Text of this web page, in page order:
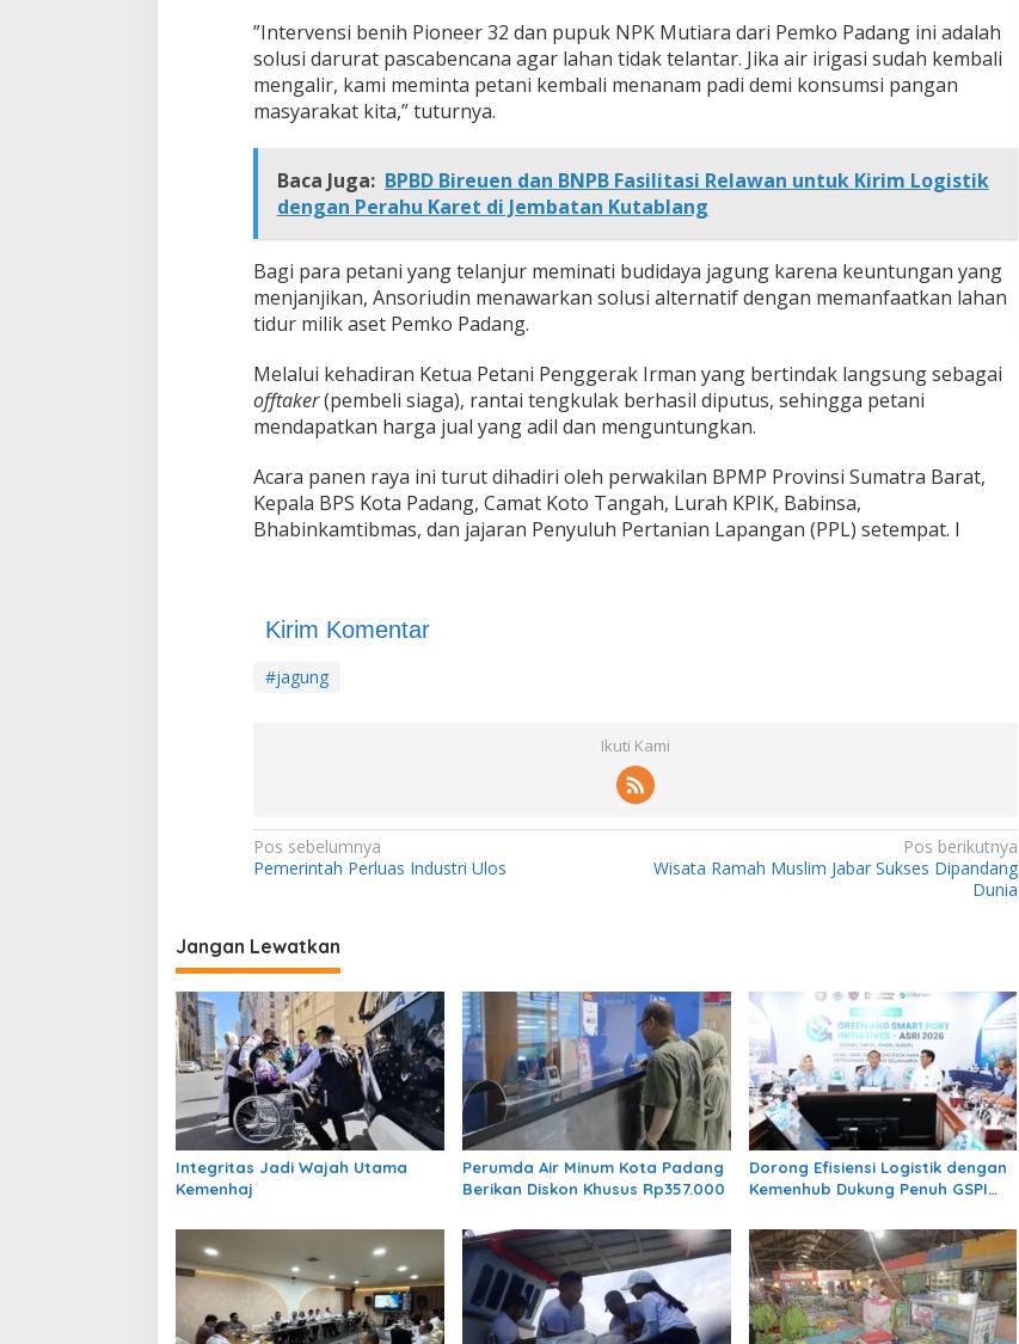
​”Intervensi benih Pioneer 32 dan pupuk NPK Mutiara dari Pemko Padang ini adalah
solusi darurat pascabencana agar lahan tidak telantar. Jika air irigasi sudah kembali
mengalir, kami meminta petani kembali menanam padi demi konsumsi pangan
masyarakat kita,” tuturnya.
Baca Juga: BPBD Bireuen dan BNPB Fasilitasi Relawan untuk Kirim Logistik
dengan Perahu Karet di Jembatan Kutablang
​Bagi para petani yang telanjur meminati budidaya jagung karena keuntungan yang
menjanjikan, Ansoriudin menawarkan solusi alternatif dengan memanfaatkan lahan
tidur milik aset Pemko Padang.
​Melalui kehadiran Ketua Petani Penggerak Irman yang bertindak langsung sebagai
offtaker(pembeli siaga), rantai tengkulak berhasil diputus, sehingga petani
mendapatkan harga jual yang adil dan menguntungkan.
​Acara panen raya ini turut dihadiri oleh perwakilan BPMP Provinsi Sumatra Barat,
Kepala BPS Kota Padang, Camat Koto Tangah, Lurah KPIK, Babinsa,
Bhabinkamtibmas, dan jajaran Penyuluh Pertanian Lapangan (PPL) setempat. I
Kirim Komentar
#jagung
Ikuti Kami
N
a
i
g
a
s
i
p
o
s
Pos sebelumnya
Pemerintah Perluas Industri Ulos
Pos berikutnya
Wisata Ramah Muslim Jabar Sukses Dipandang
Dunia
Jangan Lewatkan
Integritas Jadi Wajah Utama
Kemenhaj
Perumda Air Minum Kota Padang
Berikan Diskon Khusus Rp357.000
Dorong Efisiensi Logistik dengan
Kemenhub Dukung Penuh GSPI